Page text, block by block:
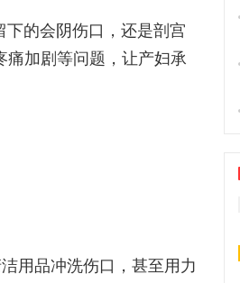
的会阴伤口，还是剖宫
痛加剧等问题，让产妇承
用品冲洗伤口，甚至用力